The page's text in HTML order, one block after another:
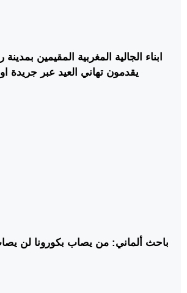
ابناء الجالية المغربية المقيمين
يقدمون تهاني العيد عبر جريدة
باحث ألماني: من يصاب بكورونا لن